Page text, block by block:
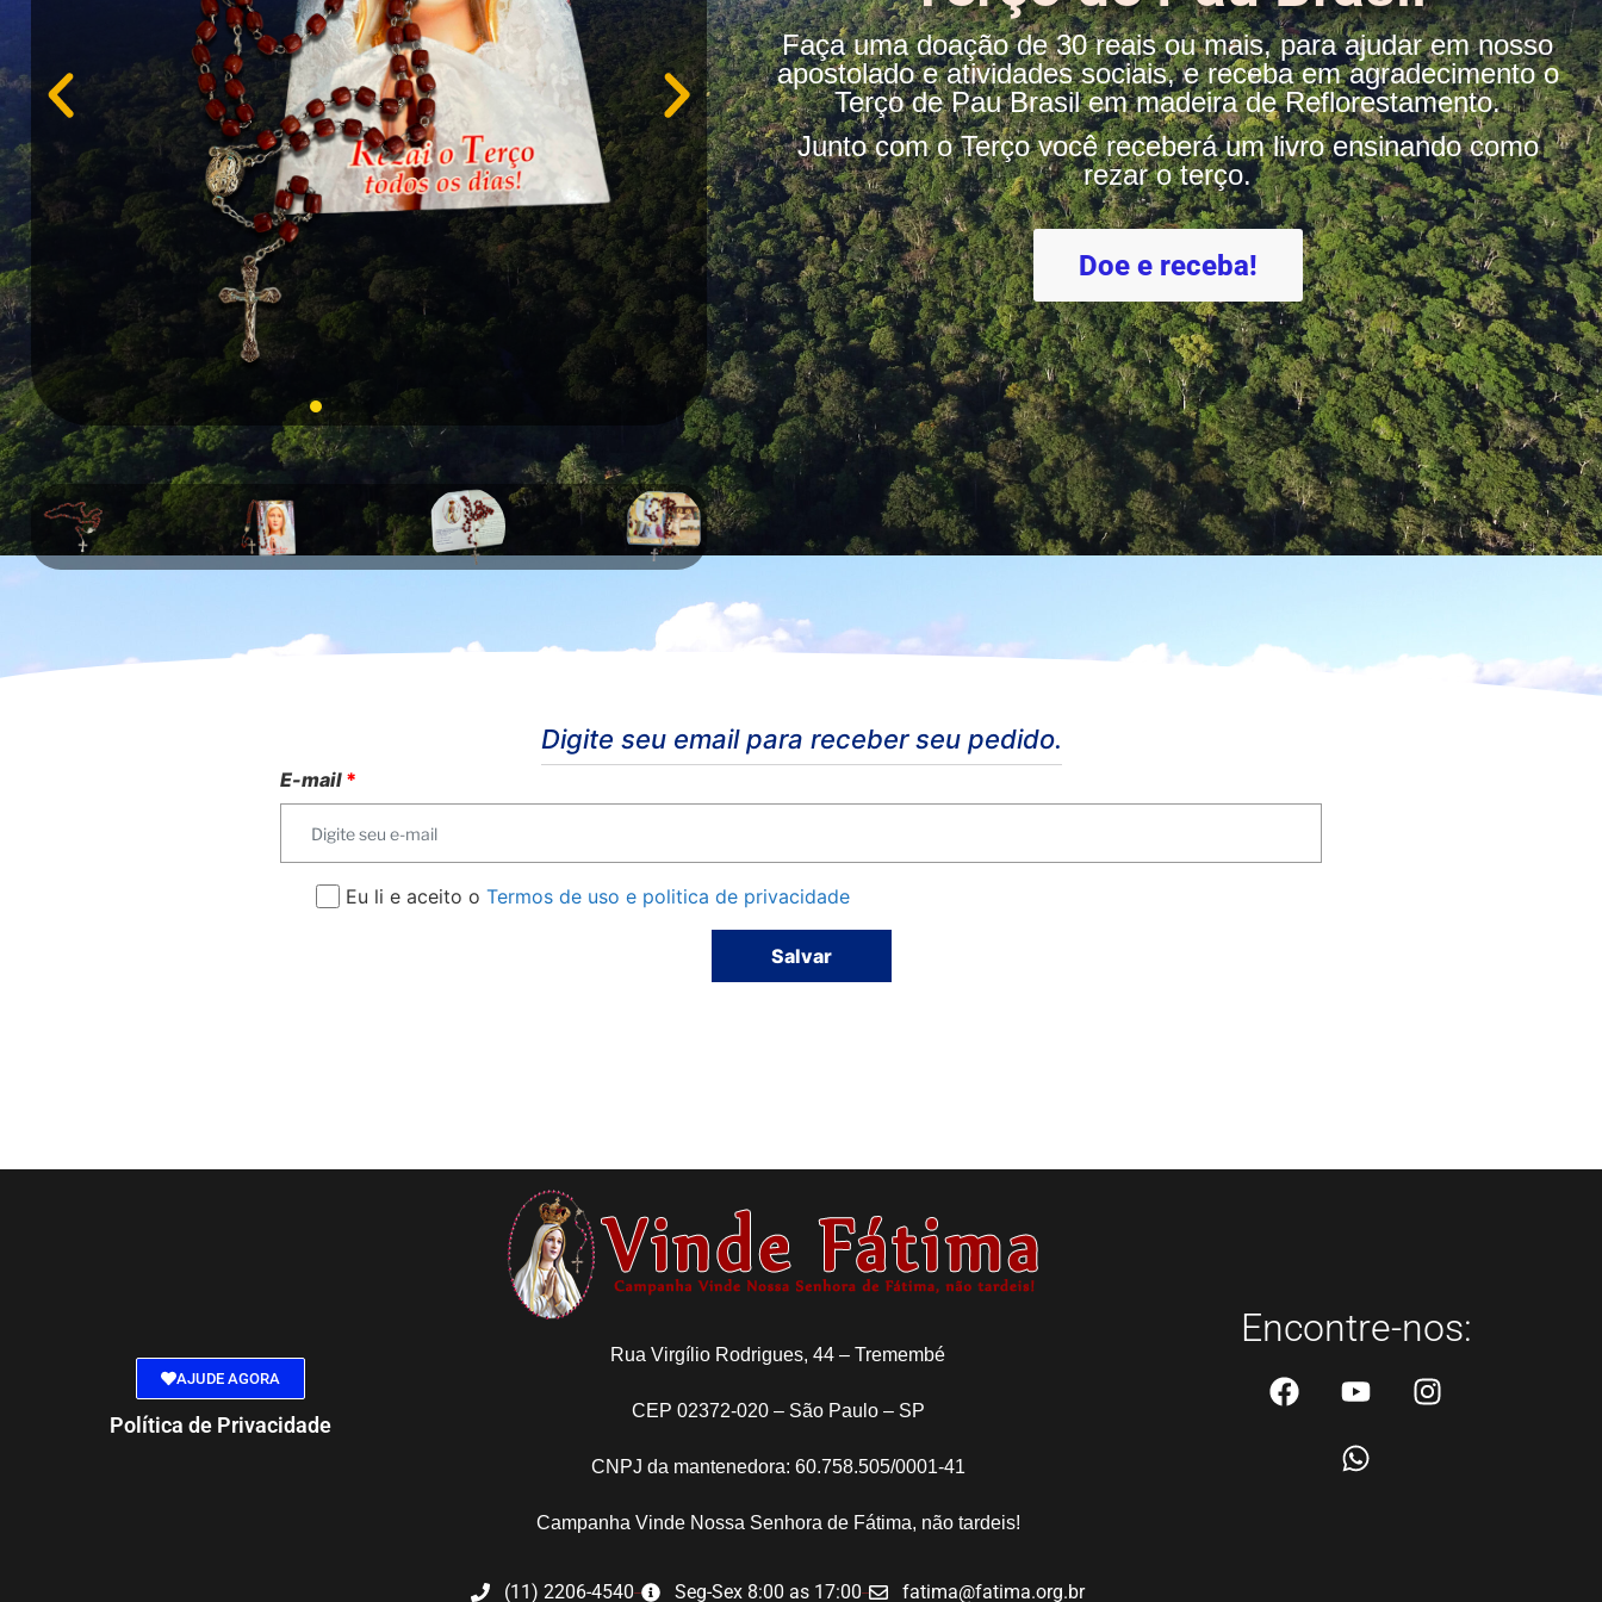
Faça uma doação de 30 reais ou mais, para ajudar em nosso
apostolado e atividades sociais, e receba em agradecimento o
Terço de Pau Brasil em madeira de Reflorestamento.
Junto com o Terço você receberá um livro ensinando como
rezar o terço.
Doe e receba!
Digite seu email para receber seu pedido.
E-mail *
Eu li e aceito o Termos de uso e politica de privacidade
Salvar
AJUDE AGORA
Política de Privacidade
Rua Virgílio Rodrigues, 44 – Tremembé
CEP 02372-020 – São Paulo – SP
CNPJ da mantenedora: 60.758.505/0001-41
Campanha Vinde Nossa Senhora de Fátima, não tardeis!
(11) 2206-4540 Seg-Sex 8:00 as 17:00 fatima@fatima.org.br
Encontre-nos: